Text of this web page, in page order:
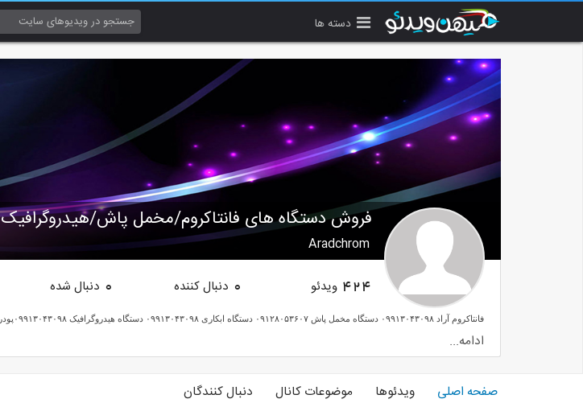
دسته ها
فروش دستگاه های فانتاکروم/مخمل پاش/هیدروگرافیک
Aradchrom
424 ویدئو 0 دنبال کننده 0 دنبال شده
ادامه...
صفحه اصلی ویدئوها موضوعات کانال دنبال کنندگان